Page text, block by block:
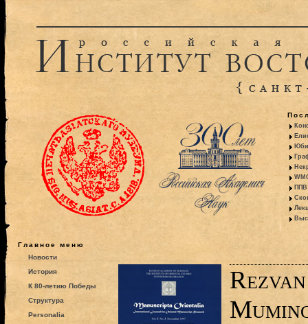
ППВ
Главное меню
Новости
История
К 80-летию Победы
Структура
Personalia